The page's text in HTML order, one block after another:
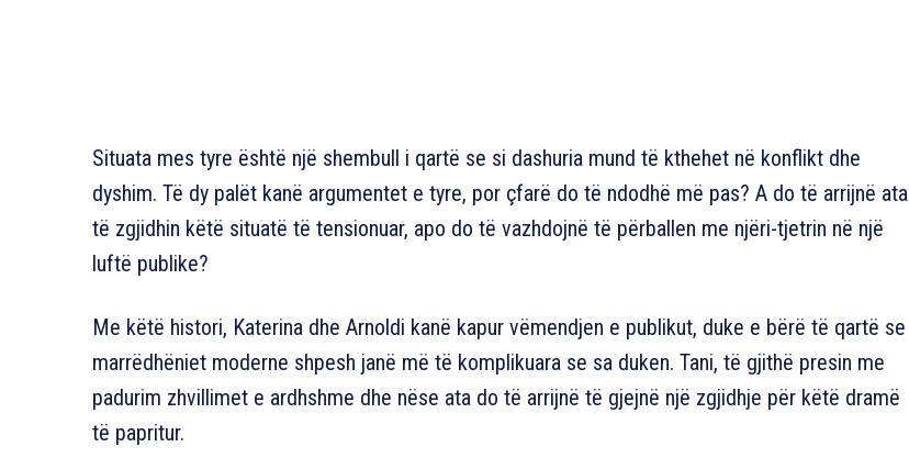
Situata mes tyre është një shembull i qartë se si dashuria mund të kthehet në konflikt dhe
dyshim. Të dy palët kanë argumentet e tyre, por çfarë do të ndodhë më pas? A do të arrijnë ata
të zgjidhin këtë situatë të tensionuar, apo do të vazhdojnë të përballen me njëri-tjetrin në një
luftë publike?
Me këtë histori, Katerina dhe Arnoldi kanë kapur vëmendjen e publikut, duke e bërë të qartë se
marrëdhëniet moderne shpesh janë më të komplikuara se sa duken. Tani, të gjithë presin me
padurim zhvillimet e ardhshme dhe nëse ata do të arrijnë të gjejnë një zgjidhje për këtë dramë
të papritur.